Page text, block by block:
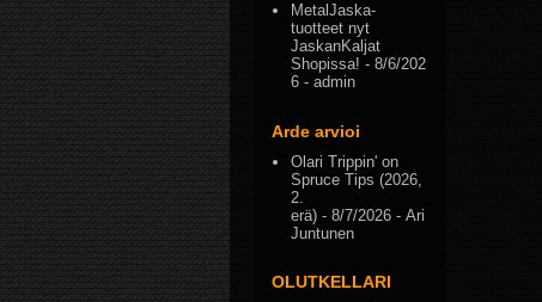
MetalJaska-
tuotteet nyt
JaskanKaljat
Shopissa! - 8/6/202
6 - admin
Arde arvioi
Olari Trippin' on
Spruce Tips (2026,
2.
erä) - 8/7/2026 - Ari
Juntunen
OLUTKELLARI